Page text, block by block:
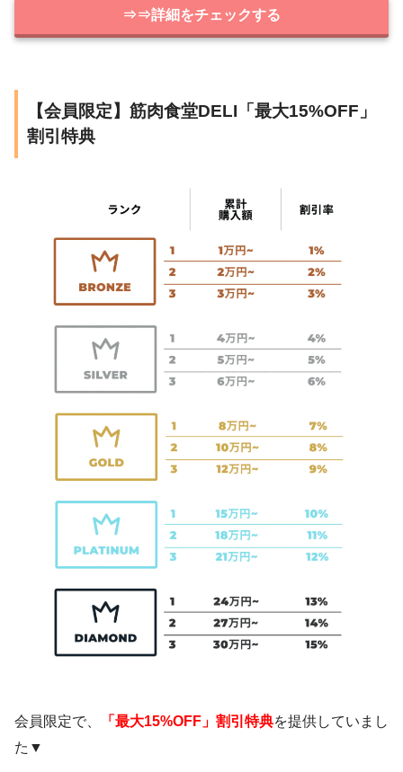
⇒⇒詳細をチェックする
【会員限定】筋肉食堂DELI「最大15%OFF」
割引特典
会員限定で、 「最大15%OFF」割引特典を提供していまし
た▼